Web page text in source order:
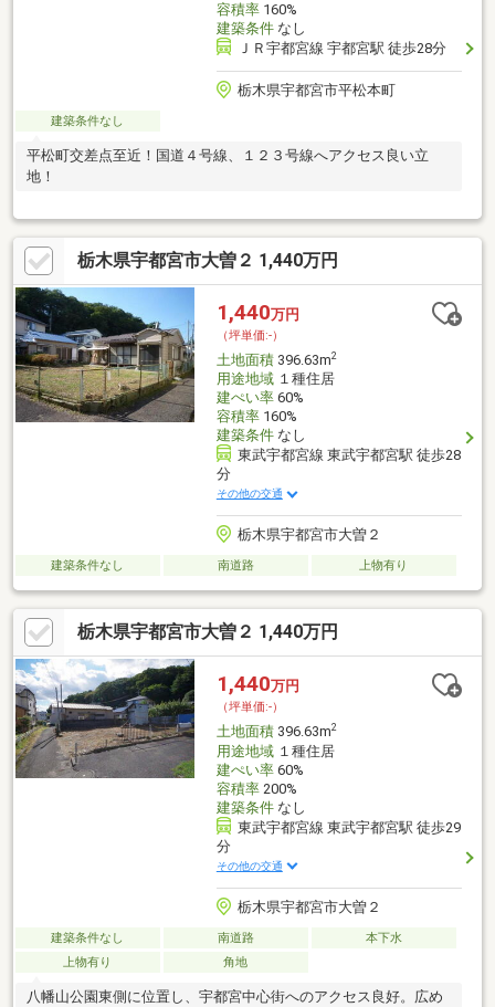
容積率160%
建築条件なし
ＪＲ宇都宮線 宇都宮駅 徒歩28分
栃木県宇都宮市平松本町
建築条件なし
平松町交差点至近！国道４号線、１２３号線へアクセス良い立
地！
栃木県宇都宮市大曽２ 1,440万円
1,440万円
（坪単価:-）
土地面積396.63m2
用途地域１種住居
建ぺい率60%
容積率160%
建築条件なし
東武宇都宮線 東武宇都宮駅 徒歩28
分
その他の交通
栃木県宇都宮市大曽２
建築条件なし 南道路 上物有り
栃木県宇都宮市大曽２ 1,440万円
1,440万円
（坪単価:-）
土地面積396.63m2
用途地域１種住居
建ぺい率60%
容積率200%
建築条件なし
東武宇都宮線 東武宇都宮駅 徒歩29
分
その他の交通
栃木県宇都宮市大曽２
建築条件なし 南道路
本下水
上物有り
角地
八幡山公園東側に位置し、宇都宮中心街へのアクセス良好。広め